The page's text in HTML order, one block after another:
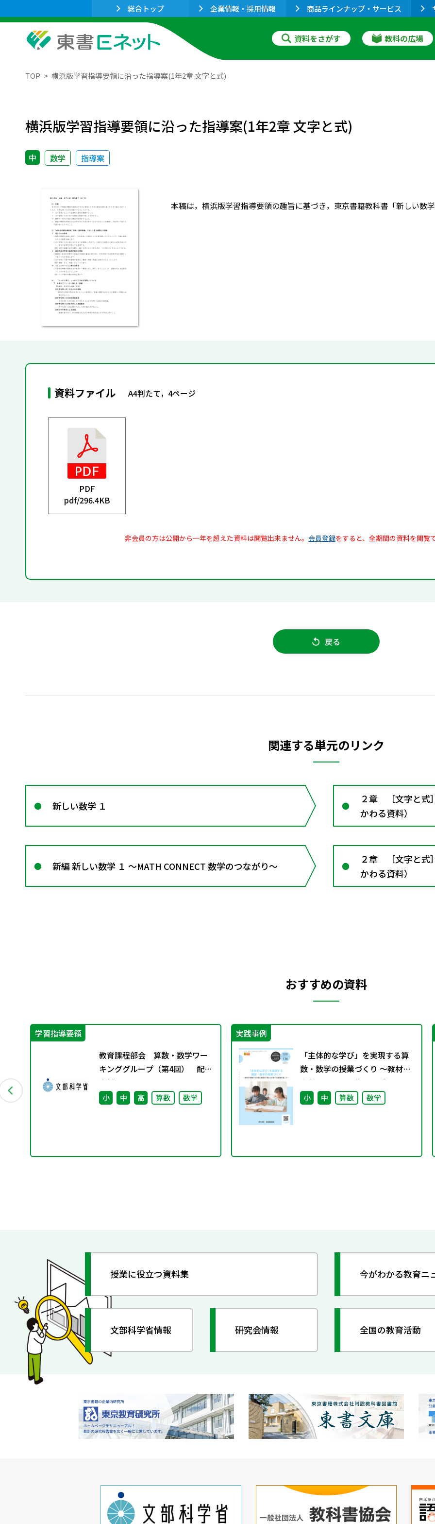
総合トップ 企業情報・採用情報 商品ラインナップ・サービス
資料をさがす 教科の広場
TOP 横浜版学習指導要領に沿った指導案(1年2章 文字と式)
横浜版学習指導要領に沿った指導案(1年2章 文字と式)
中 数学 指導案
本稿は，横浜版学習指導要領の趣旨に基づき，東京書籍教科書「新しい数
資料ファイル A4判たて，4ページ
PDF
pdf/296.4KB
非会員の方は公開から一年を超えた資料は閲覧出来ません。 会員登録をすると、全期間の資料を閲覧
戻る
関連する単元のリンク
新しい数学 １
２章 ［文字と式
かわる資料）
新編 新しい数学 １ ～MATH CONNECT 数学のつながり～
２章 ［文字と式
かわる資料）
おすすめの資料
学習指導要領
教育課程部会 算数・数学ワー
キンググループ（第4回） 配付
資料
小 中 高 算数 数学
実践事例
「主体的な学び」を実現する算
数・数学の授業づくり ～教材の
本質からの個と集団の「問い」
を育てる指導を通して～（特別
小 中 算数 数学
授業に役立つ資料集 今がわかる教育ニ
文部科学省情報 研究会情報 全国の教育活動